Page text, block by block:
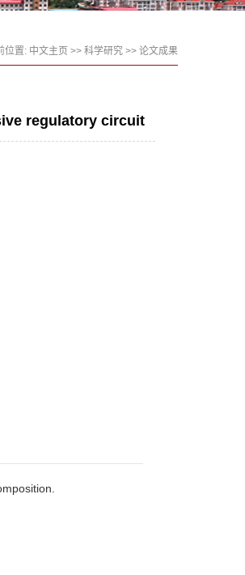
位置: 中文主页 >> 科学研究 >> 论文成果
regulatory circuit